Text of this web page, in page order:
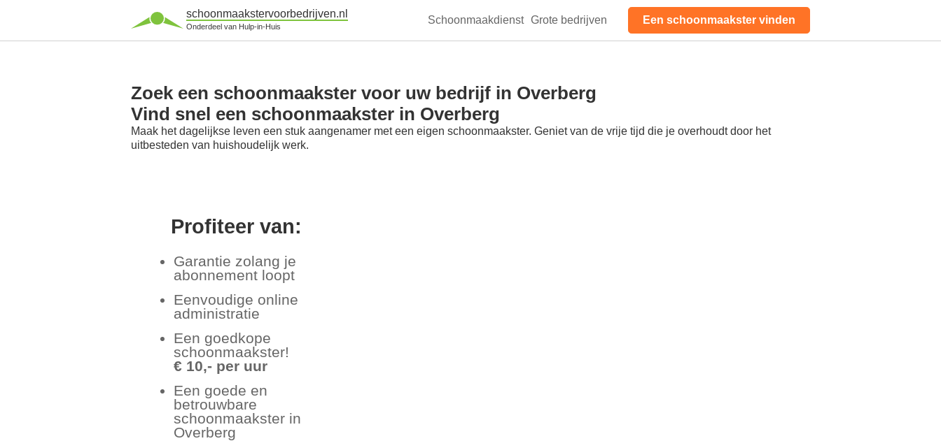
schoonmaakstervoorbedrijven.nl
Onderdeel van Hulp-in-Huis
Schoonmaakdienst Grote bedrijven Een schoonmaakster vinden
Zoek een schoonmaakster voor uw bedrijf in Overberg
Vind snel een schoonmaakster in Overberg
Maak het dagelijkse leven een stuk aangenamer met een eigen schoonmaakster. Geniet van de vrije tijd die je overhoudt door het
uitbesteden van huishoudelijk werk.
Profiteer van:
Garantie zolang je
abonnement loopt
Eenvoudige online
administratie
Een goedkope
schoonmaakster!
€ 10,- per uur
Een goede en
betrouwbare
schoonmaakster in
Overberg